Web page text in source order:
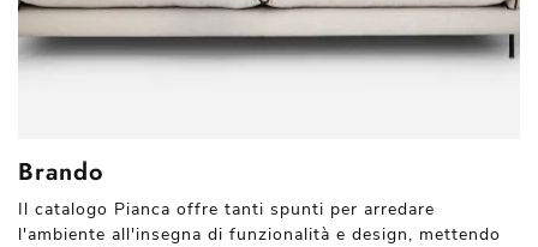
Brando
Il catalogo Pianca offre tanti spunti per arredare
l'ambiente all'insegna di funzionalità e design, mettendo